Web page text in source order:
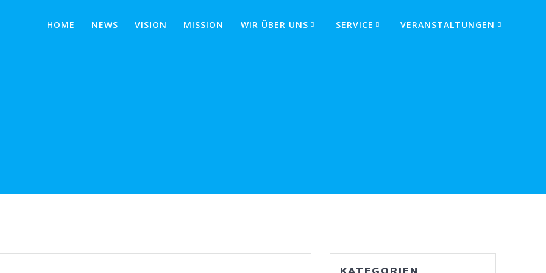
HOME NEWS VISION MISSION WIR ÜBER UNS SERVICE VERANSTALTUNGEN